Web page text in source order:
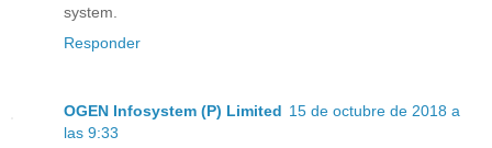
system.
Responder
OGEN Infosystem (P) Limited 15 de octubre de 2018 a
las 9:33